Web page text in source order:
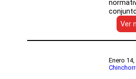
Ver
Enero